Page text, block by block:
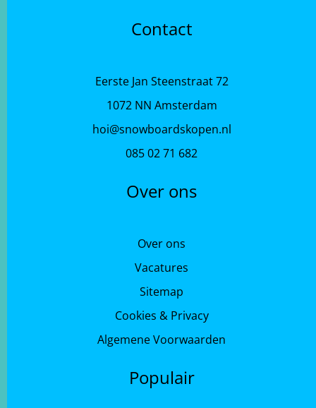
Contact
Eerste Jan Steenstraat 72
1072 NN Amsterdam
hoi@snowboardskopen.nl
085 02 71 682
Over ons
Over ons
Vacatures
Sitemap
Cookies & Privacy
Algemene Voorwaarden
Populair